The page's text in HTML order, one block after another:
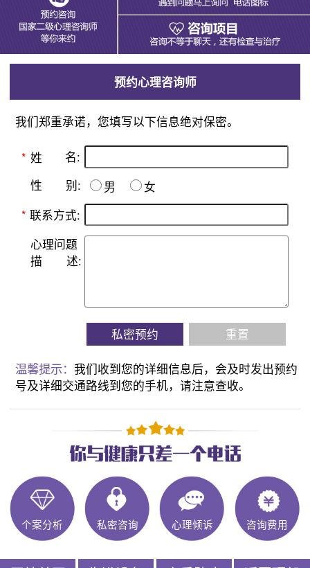
预约心理咨询师
我们郑重承诺，您填写以下信息绝对保密。
* 姓 名:
性 别: 男
女
* 联系方式:
心理问题
描
述:
私密预约 重置
温馨提示：我们收到您的详细信息后，会及时发出预约
号及详细交通路线到您的手机，请注意查收。
个案分析 私密咨询 心理倾诉 咨询费用